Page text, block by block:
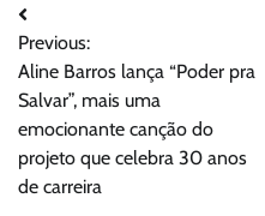
Navegação
de
Post
Previous:
Aline Barros lança “Poder pra
Salvar”, mais uma
emocionante canção do
projeto que celebra 30 anos
de carreira